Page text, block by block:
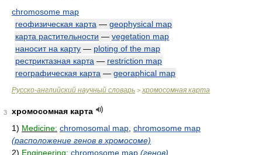
chromosome map
геофизическая карта — geophysical map
карта растительности — vegetation map
наносит на карту — ploting of the map
рестриктазная карта — restriction map
географическая карта — georaphical map
Русско-английский научный словарь > хромосомная карта
3
хромосомная карта
1) Medicine: chromosomal map chromosome map
(расположение генов в хромосоме)
2) Engineering: chromosome map (генов)